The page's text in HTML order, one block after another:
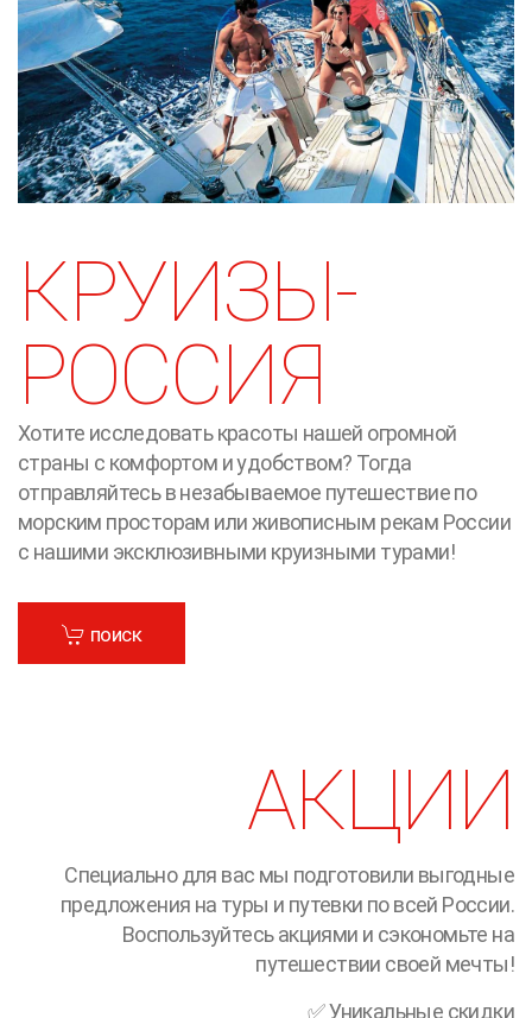
КРУИЗЫ-
РОССИЯ
Хотите исследовать красоты нашей огромной
страны с комфортом и удобством? Тогда
отправляйтесь в незабываемое путешествие по
морским просторам или живописным рекам России
с нашими эксклюзивными круизными турами!
поиск
АКЦИИ
Специально для вас мы подготовили выгодные
предложения на туры и путевки по всей России.
Воспользуйтесь акциями и сэкономьте на
путешествии своей мечты!
✅ Уникальные скидки